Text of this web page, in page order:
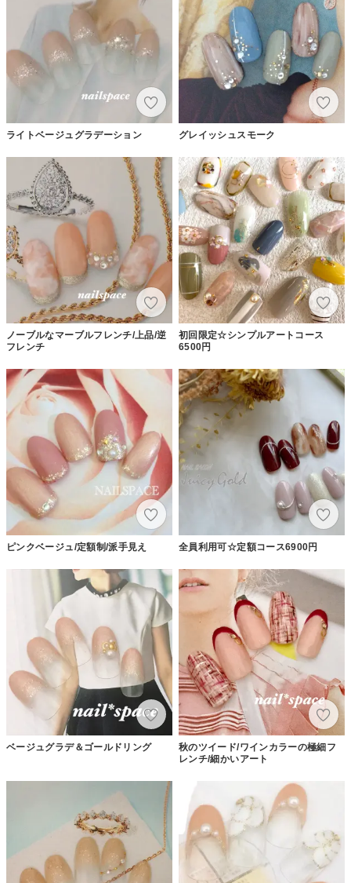
ライトベージュグラデーション グレイッシュスモーク
ノーブルなマーブルフレンチ/上品/逆
フレンチ
初回限定☆シンプルアートコース
6500円
ピンクベージュ/定額制/派手見え 全員利用可☆定額コース6900円
ベージュグラデ＆ゴールドリング
秋のツイード/ワインカラーの極細フ
レンチ/細かいアート